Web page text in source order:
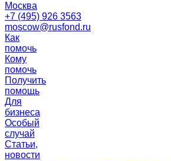
Москва
+7 (495) 926 3563
moscow@rusfond.ru
Как
помочь
Кому
помочь
Получить
помощь
Для
бизнеса
Особый
случай
Статьи,
новости